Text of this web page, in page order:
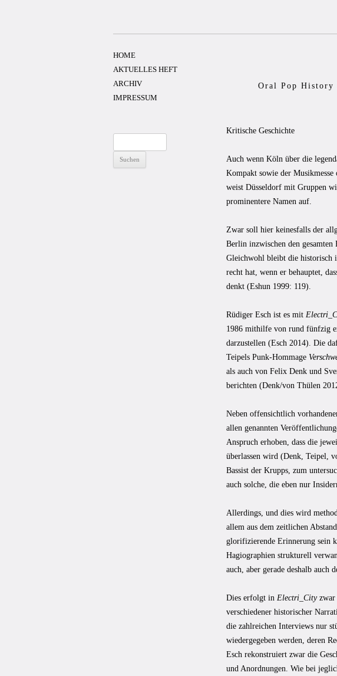
Oral Pop History
Kritische Geschichte
Auch wenn Köln über die
Kompakt sowie der
weist Düsseldorf mit Gruppen
prominentere Namen auf.
Zwar soll hier keinesfalls der
Berlin inzwischen den
Gleichwohl bleibt die historisch
recht hat, wenn er behauptet,
denkt (Eshun 1999: 119).
Rüdiger Esch ist es mit
1986 mithilfe von rund fünfzig
darzustellen (Esch 2014). Die
Teipels Punk-Hommage
als auch von Felix Denk und
berichten (Denk/von Thülen
Neben offensichtlich
allen genannten
Anspruch erhoben, dass die
überlassen wird (Denk, Teipel,
Bassist der Krupps, zum
auch solche, die eben nur
Allerdings, und dies wird
allem aus dem zeitlichen
glorifizierende Erinnerung sein
Hagiographien strukturell
auch, aber gerade deshalb auch
Dies erfolgt in Electri_Cityzwar
verschiedener historischer
die zahlreichen Interviews nur
wiedergegeben werden, deren
Esch rekonstruiert zwar die
und Anordnungen. Wie bei
HOME
AKTUELLES HEFT
ARCHIV
IMPRESSUM
nach: